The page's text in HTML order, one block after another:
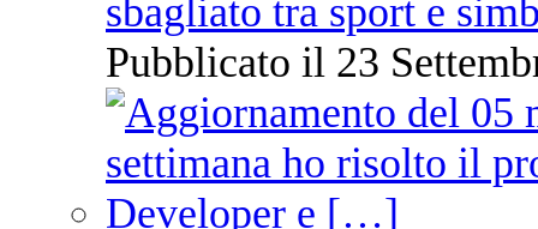
sbagliato tra sport e
Pubblicato il 23